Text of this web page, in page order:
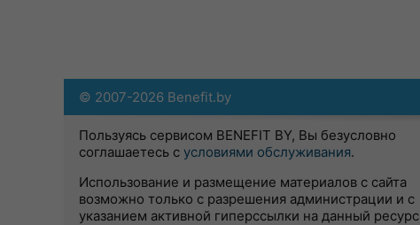
© 2007-2026 Benefit.by
Пользуясь сервисом BENEFIT BY, Вы безусловно
соглашаетесь с условиями обслуживания.
Использование и размещение материалов с сайта
возможно только с разрешения администрации и с
указанием активной гиперссылки на данный ресурс